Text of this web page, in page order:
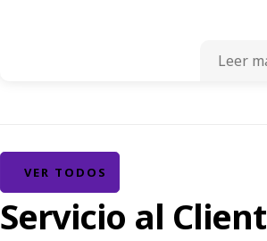
Leer
VER TODOS
Servicio al